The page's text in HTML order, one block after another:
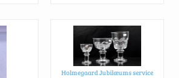
Holmegaard Jubilæums service